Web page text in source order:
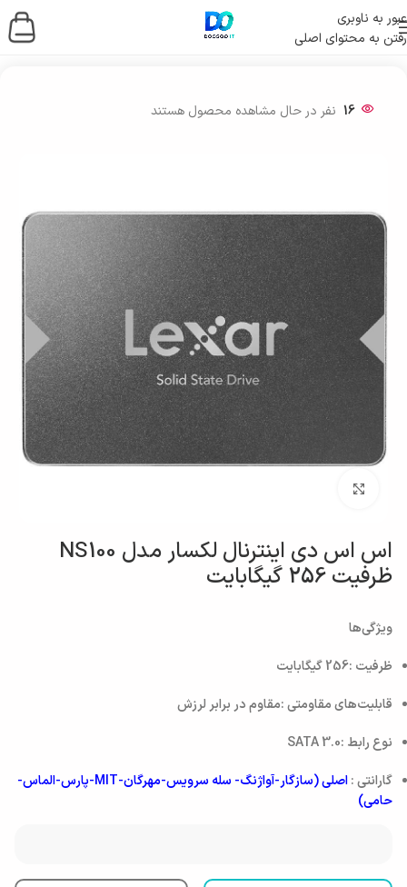
عبور به ناوبری
رفتن به محتوای اصلی
خانه/ ذخیره ساز اطلاعات
16 نفر در حال مشاهده محصول هستند
اس اس دی اینترنال لکسار مدل NS100
ظرفیت 256 گیگابایت
ویژگی‌ها
ظرفیت :256 گیگابایت
قابلیت‌های مقاومتی :مقاوم در برابر لرزش
نوع رابط :SATA 3.0
گارانتی :
اصلی (سازگار-آواژنگ- سله سرویس-مهرگان-MIT-پارس-الماس-
حامی)